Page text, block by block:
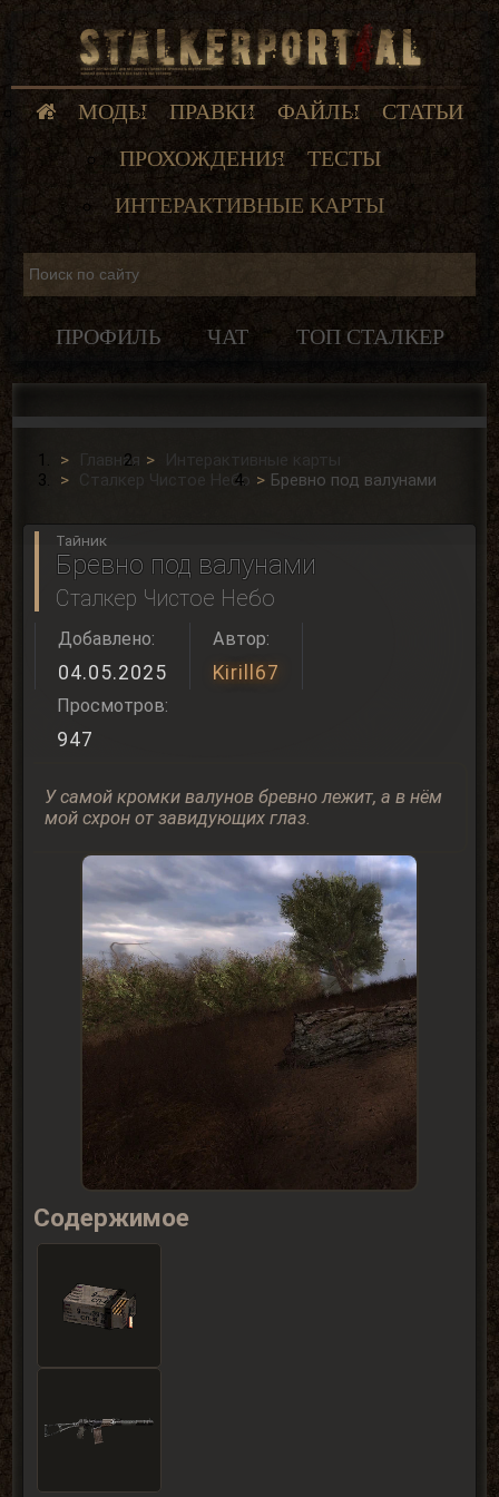
МОДЫ ПРАВКИ ФАЙЛЫ
СТАТЬИ
ПРОХОЖДЕНИЯ
ТЕСТЫ
ИНТЕРАКТИВНЫЕ КАРТЫ
ПРОФИЛЬ ЧАТ ТОП СТАЛКЕР
Главная
Интерактивные карты
Сталкер Чистое Небо
Бревно под валунами
Тайник
Бревно под валунами
Сталкер Чистое Небо
Добавлено:
04.05.2025
Автор:
Kirill67
Просмотров:
947
У самой кромки валунов бревно лежит, а в нём
мой схрон от завидующих глаз.
Содержимое